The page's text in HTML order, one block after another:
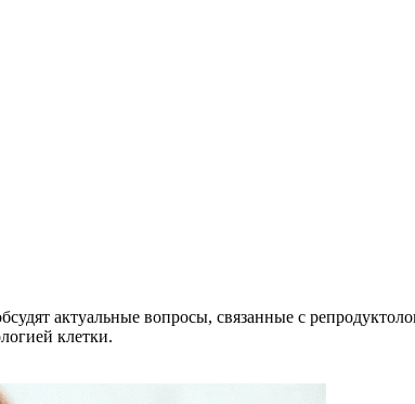
актуальные вопросы, связанные с
клетки.